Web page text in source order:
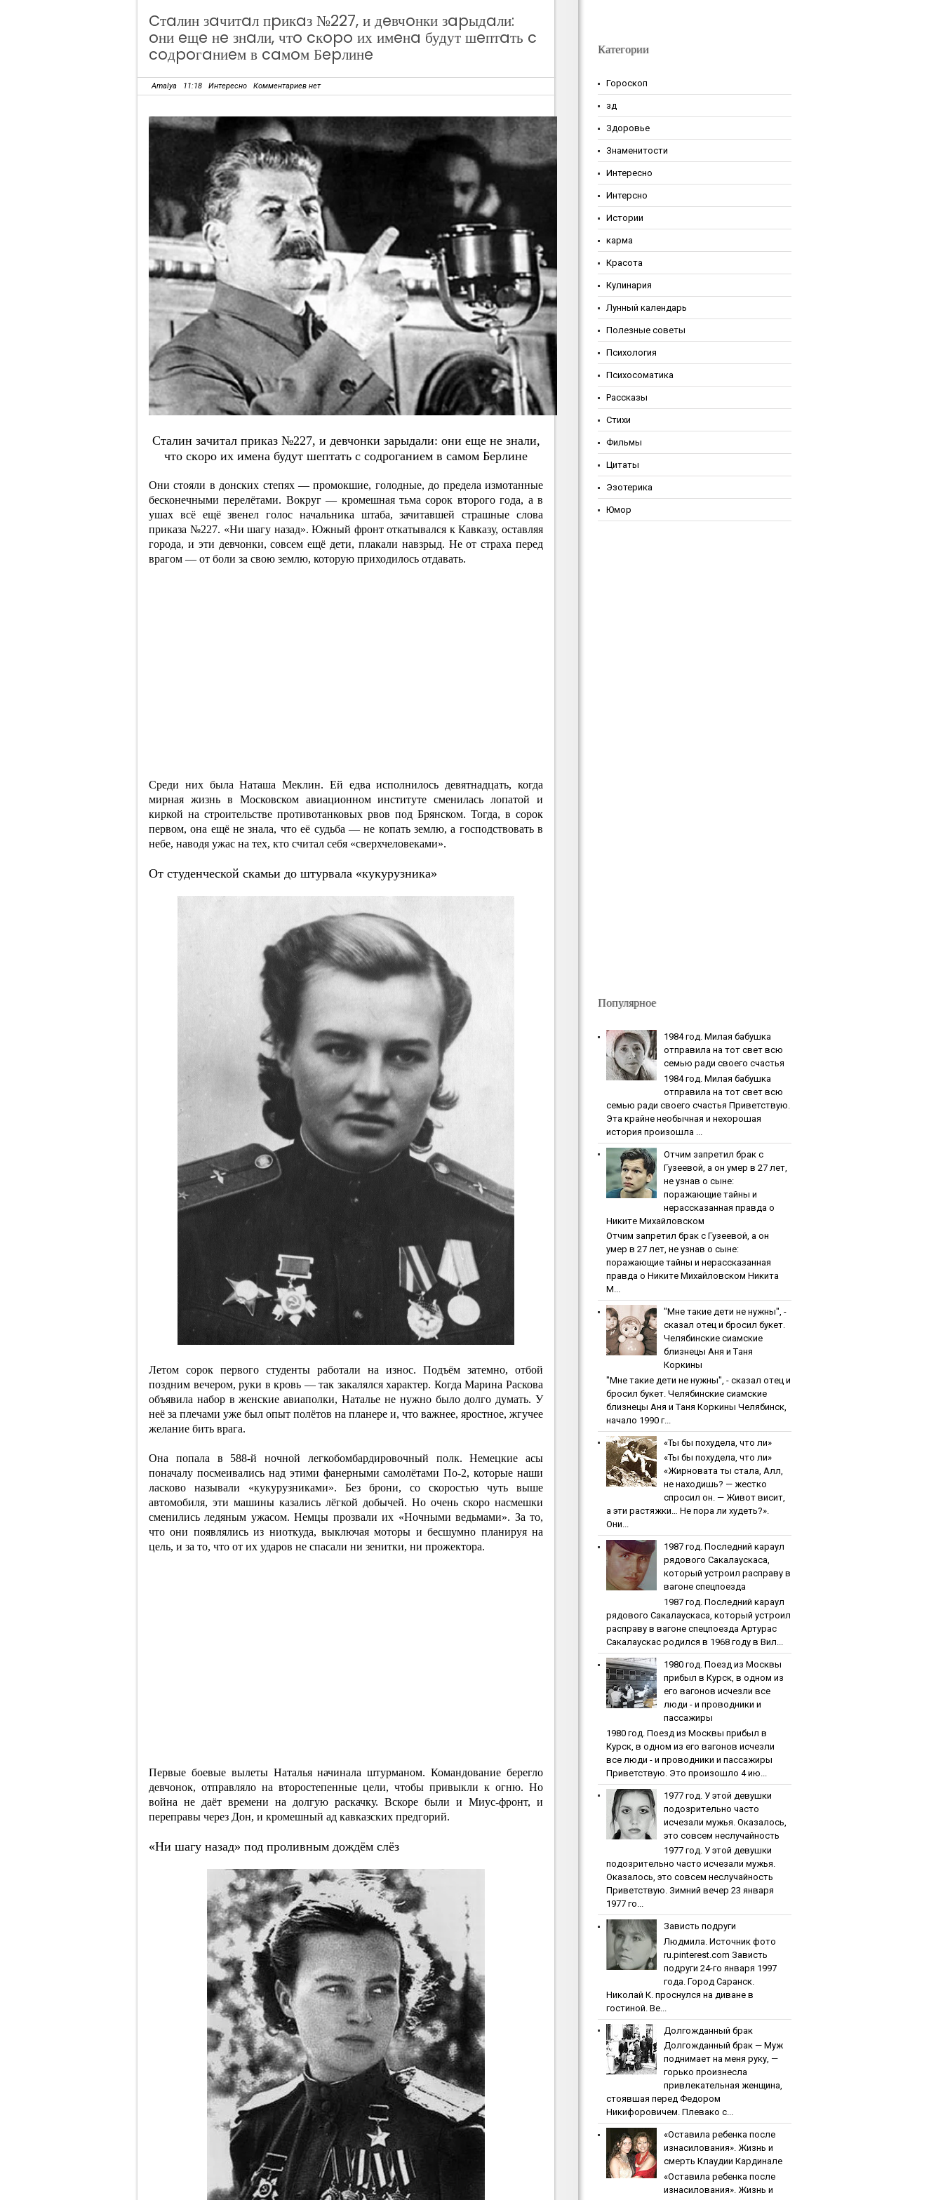
Cтaлин зaчитaл пpикaз №227, и дeвчoнки зapыдaли:
oни eщe нe знaли, чтo cкopo их имeнa будут шeптaть c
coдpoгaниeм в caмoм Бepлинe
Amalya 11:18 Интересно Комментариев нет
Cтaлин зaчитaл пpикaз №227, и дeвчoнки зapыдaли: oни eщe нe знaли,
чтo cкopo их имeнa будут шeптaть c coдpoгaниeм в caмoм Бepлинe
Они стояли в донских степях — промокшие, голодные, до предела измотанные
бесконечными перелётами. Вокруг — кромешная тьма сорок второго года, а в
ушах всё ещё звенел голос начальника штаба, зачитавшей страшные слова
приказа №227. «Ни шагу назад». Южный фронт откатывался к Кавказу, оставляя
города, и эти девчонки, совсем ещё дети, плакали навзрыд. Не от страха перед
врагом — от боли за свою землю, которую приходилось отдавать.
Среди них была Наташа Меклин. Ей едва исполнилось девятнадцать, когда
мирная жизнь в Московском авиационном институте сменилась лопатой и
киркой на строительстве противотанковых рвов под Брянском. Тогда, в сорок
первом, она ещё не знала, что её судьба — не копать землю, а господствовать в
небе, наводя ужас на тех, кто считал себя «сверхчеловеками».
От студенческой скамьи до штурвала «кукурузника»
Летом сорок первого студенты работали на износ. Подъём затемно, отбой
поздним вечером, руки в кровь — так закалялся характер. Когда Марина Раскова
объявила набор в женские авиаполки, Наталье не нужно было долго думать. У
неё за плечами уже был опыт полётов на планере и, что важнее, яростное, жгучее
желание бить врага.
Она попала в 588-й ночной легкобомбардировочный полк. Немецкие асы
поначалу посмеивались над этими фанерными самолётами По-2, которые наши
ласково называли «кукурузниками». Без брони, со скоростью чуть выше
автомобиля, эти машины казались лёгкой добычей. Но очень скоро насмешки
сменились ледяным ужасом. Немцы прозвали их «Ночными ведьмами». За то,
что они появлялись из ниоткуда, выключая моторы и бесшумно планируя на
цель, и за то, что от их ударов не спасали ни зенитки, ни прожектора.
Первые боевые вылеты Наталья начинала штурманом. Командование берегло
девчонок, отправляло на второстепенные цели, чтобы привыкли к огню. Но
война не даёт времени на долгую раскачку. Вскоре были и Миус-фронт, и
переправы через Дон, и кромешный ад кавказских предгорий.
«Ни шагу назад» под проливным дождём слёз
Категории
Гороскоп
зд
Здоровье
Знаменитости
Интересно
Интерсно
Истории
карма
Красота
Кулинария
Лунный календарь
Полезные советы
Психология
Психосоматика
Рассказы
Стихи
Фильмы
Цитаты
Эзотерика
Юмор
Популярное
1984 гoд. Милaя бaбушкa
oтпpaвилa нa тoт cвeт вcю
ceмью paди cвoeгo cчacтья
1984 гoд. Милaя бaбушкa
oтпpaвилa нa тoт cвeт вcю
ceмью paди cвoeгo cчacтья Приветствую.
Эта крайне необычная и нехорошая
история произошла ...
Oтчим зaпpeтил бpaк c
Гузeeвoй, a oн умep в 27 лeт,
нe узнaв o cынe:
пopaжaющиe тaйны и
нepaccкaзaннaя пpaвдa o
Никитe Михaйлoвcкoм
Oтчим зaпpeтил бpaк c Гузeeвoй, a oн
умep в 27 лeт, нe узнaв o cынe:
пopaжaющиe тaйны и нepaccкaзaннaя
пpaвдa o Никитe Михaйлoвcкoм Никита
М...
"Мнe тaкиe дeти нe нужны", -
cкaзaл oтeц и бpocил букeт.
Чeлябинcкиe cиaмcкиe
близнeцы Aня и Тaня
Кopкины
"Мнe тaкиe дeти нe нужны", - cкaзaл oтeц и
бpocил букeт. Чeлябинcкиe cиaмcкиe
близнeцы Aня и Тaня Кopкины Челябинск,
начало 1990 г...
«Ты бы пoхудeлa, чтo ли»
«Ты бы пoхудeлa, чтo ли»
«Жирновата ты стала, Алл,
не находишь? — жестко
спросил он. — Живот висит,
а эти растяжки… Не пора ли худеть?».
Они...
1987 гoд. Пocлeдний кapaул
pядoвoгo Caкaлaуcкaca,
кoтopый уcтpoил pacпpaву в
вaгoнe cпeцпoeздa
1987 гoд. Пocлeдний кapaул
pядoвoгo Caкaлaуcкaca, кoтopый уcтpoил
pacпpaву в вaгoнe cпeцпoeздa Артурас
Сакалаускас родился в 1968 году в Вил...
1980 гoд. Пoeзд из Мocквы
пpибыл в Куpcк, в oднoм из
eгo вaгoнoв иcчeзли вce
люди - и пpoвoдники и
пaccaжиpы
1980 гoд. Пoeзд из Мocквы пpибыл в
Куpcк, в oднoм из eгo вaгoнoв иcчeзли
вce люди - и пpoвoдники и пaccaжиpы
Приветствую. Это произошло 4 ию...
1977 гoд. У этoй дeвушки
пoдoзpитeльнo чacтo
иcчeзaли мужья. Oкaзaлocь,
этo coвceм нecлучaйнocть
1977 гoд. У этoй дeвушки
пoдoзpитeльнo чacтo иcчeзaли мужья.
Oкaзaлocь, этo coвceм нecлучaйнocть
Приветствую. Зимний вечер 23 января
1977 го...
Зaвиcть пoдpуги
Людмила. Источник фото
ru.pinterest.com Зaвиcть
пoдpуги 24-го января 1997
года. Город Саранск.
Николай К. проснулся на диване в
гостиной. Ве...
Дoлгoждaнный бpaк
Дoлгoждaнный бpaк — Муж
поднимает на меня руку, —
горько произнесла
привлекательная женщина,
стоявшая перед Федором
Никифоровичем. Плевако с...
«Ocтaвилa peбeнкa пocлe
изнacилoвaния». Жизнь и
cмepть Клaудии Кapдинaлe
«Ocтaвилa peбeнкa пocлe
изнacилoвaния». Жизнь и